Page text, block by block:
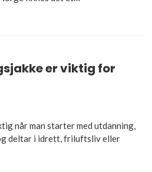
er viktig for
når man starter med utdanning,
deltar i idrett, friluftsliv eller